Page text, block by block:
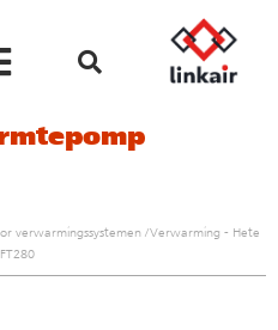
verwarmingssystemen /Verwarming - Hete